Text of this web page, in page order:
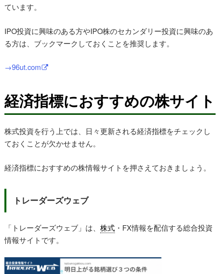
ています。
IPO投資に興味のある方やIPO株のセカンダリー投資に興味のあ
る方は、ブックマークしておくことを推奨します。
→96ut.com
経済指標におすすめの株サイト
株式投資を行う上では、日々更新される経済指標をチェックし
ておくことが欠かせません。
経済指標におすすめの株情報サイトを押さえておきましょう。
トレーダーズウェブ
「トレーダーズウェブ」は、 株式・FX情報を配信する総合投資
情報サイトです。